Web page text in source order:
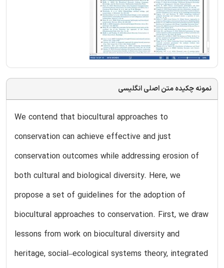
نمونه چکیده متن اصلی انگلیسی
We contend that biocultural approaches to
conservation can achieve effective and just
conservation outcomes while addressing erosion of
both cultural and biological diversity. Here, we
propose a set of guidelines for the adoption of
biocultural approaches to conservation. First, we draw
lessons from work on biocultural diversity and
heritage, social–ecological systems theory, integrated